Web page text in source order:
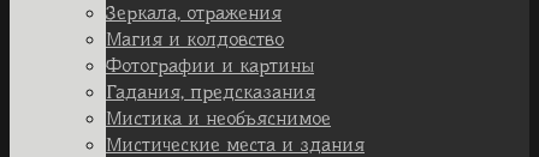
Зеркала, отражения
Магия и колдовство
Фотографии и картины
Гадания, предсказания
Мистика и необъяснимое
Мистические места и здания